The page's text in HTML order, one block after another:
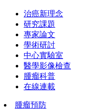
治癌新理念
研究課題
專家論文
學術研討
中心實驗室
醫學影像檢查
腫瘤科普
在線連載
腫瘤預防